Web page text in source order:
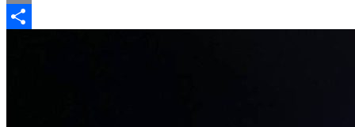
Email